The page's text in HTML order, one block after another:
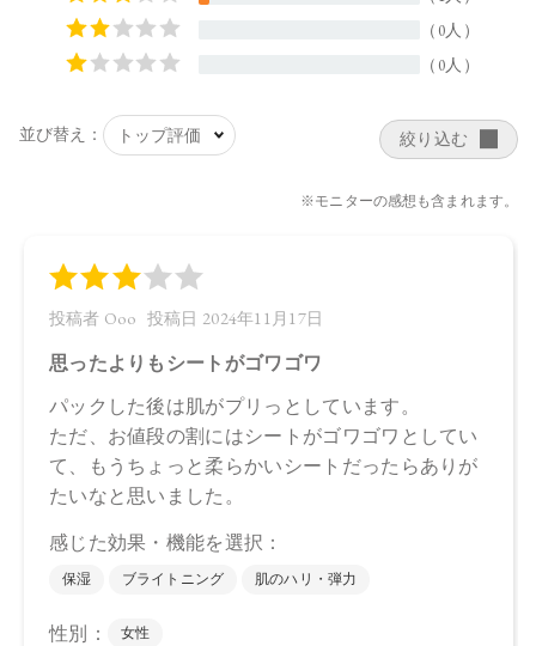
リカン、安息香酸Na 、水酸化K
【原産国】
【メーカー品番】
【店舗発売日】
CosmeKitchen 2024/6/1
Biople 2024/6/1
※店舗での取り扱いや詳しい在庫状況につきましては、各店
舗にお問い合わせください。
※発売日は予告なく変更する可能性がございます。予めご了
承ください。
※通常はご注文より１～３営業日での発送となります。
商品によっては、お届けまで１～２週間かかる場合がござい
●パッケージはリニューアル等の理由により、写真と異なる場